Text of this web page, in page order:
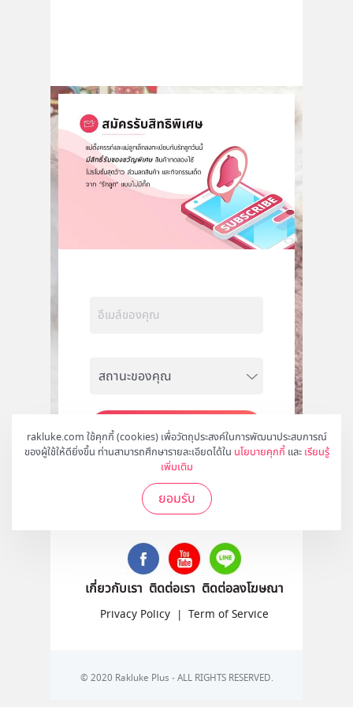
rakluke.com ใช้คุกกี้ (cookies) เพื่อวัตถุประสงค์ในการพัฒนาประสบการณ์
ของผู้ใช้ให้ดียิ่งขึ้น ท่านสามารถศึกษารายละเอียดได้ใน นโยบายคุกกี้ และ เรียนรู้
เพิ่มเติม
ยอมรับ
สมัคร
ติดตามเราได้ที่
เกี่ยวกับเรา ติดต่อเรา ติดต่อลงโฆษณา
Privacy Policy | Term of Service
© 2020 Rakluke Plus - ALL RIGHTS RESERVED.